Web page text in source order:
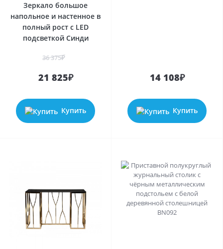
Зеркало большое
напольное и настенное в
полный рост с LED
подсветкой Синди
36 375₽
21 825₽
Купить
14 108₽
Купить